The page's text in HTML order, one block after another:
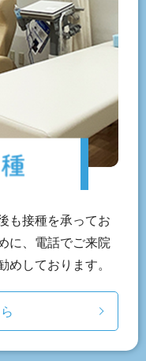
も接種を承ってお
に、電話でご来院
しております。